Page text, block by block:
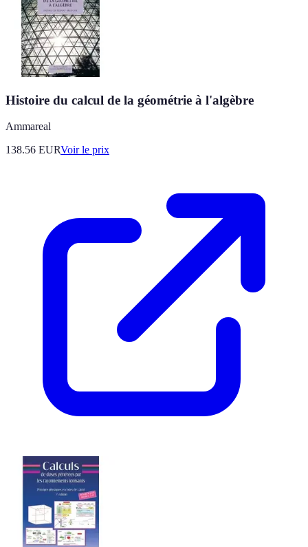
Histoire du calcul de la géométrie à l'algèbre
Ammareal
138.56 EURVoir le prix